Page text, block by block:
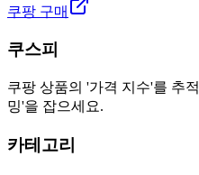
쿠팡 구매
쿠스피
쿠팡 상품의 '가격 지수'를 추
밍'을 잡으세요.
카테고리